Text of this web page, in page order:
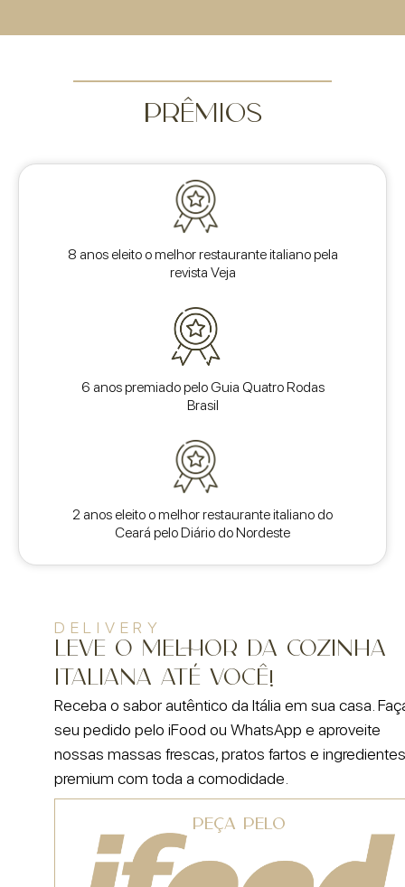
PRÊMIOS
8 anos eleito o melhor restaurante italiano pela
revista Veja
6 anos premiado pelo Guia Quatro Rodas
Brasil​
2 anos eleito o melhor restaurante italiano do
Ceará pelo Diário do Nordeste
DELIVERY
LEVE O MELHOR DA COZINHA
ITALIANA ATÉ VOCÊ!
Receba o sabor autêntico da Itália em sua casa.
seu pedido pelo iFood ou WhatsApp e aproveite
nossas massas frescas, pratos fartos e ingredientes
premium com toda a comodidade.
PEÇA PELO